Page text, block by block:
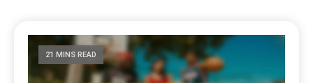
21 MINS READ